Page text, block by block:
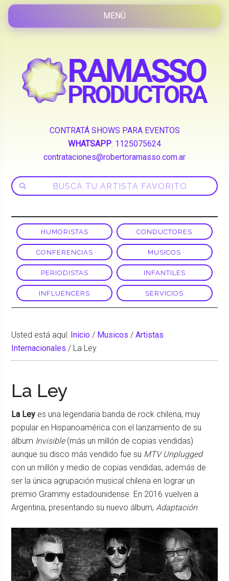
CONTRATÁ SHOWS PARA EVENTOS
WHATSAPP: 1125075624
contrataciones@robertoramasso.com.ar
HUMORISTAS CONDUCTORES
CONFERENCIAS MUSICOS
PERIODISTAS INFANTILES
INFLUENCERS SERVICIOS
Usted está aquí: Inicio / Musicos / Artistas
Internacionales / La Ley
La Ley
La Ley es una legendaria banda de rock chilena, muy
popular en Hispanoamérica con el lanzamiento de su
álbum Invisible(más un millón de copias vendidas)
aunque su disco más vendido fue su MTV Unplugged
con un millón y medio de copias vendidas, además de
ser la única agrupación musical chilena en lograr un
premio Grammy estadounidense. En 2016 vuelven a
Argentina, presentando su nuevo álbum,Adaptación.